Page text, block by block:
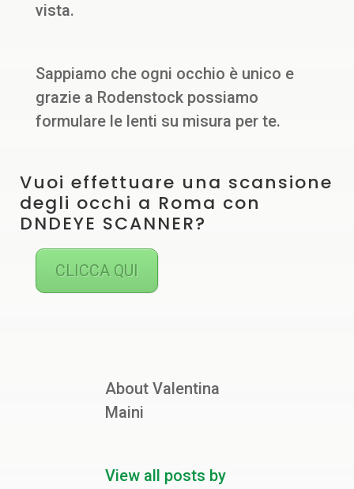
vista.
Sappiamo che ogni occhio è unico e
grazie a Rodenstock possiamo
formulare le lenti su misura per te.
Vuoi effettuare una scansione
degli occhi a Roma con
DNDEYE SCANNER?
CLICCA QUI
About Valentina
Maini
View all posts by